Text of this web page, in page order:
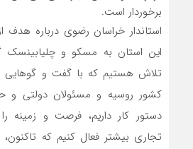
برخوردار است.
استاندار خراسان رضوی درباره هدف
این استان به مسکو و چلیابینسک
تلاش هستیم که با گفت و
کشور روسیه و مسئولان دولتی و
دستور کار داریم، فرصت و زمینه را
تجاری بیشتر فعال کنیم که